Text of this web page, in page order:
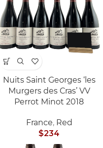
Nuits Saint Georges ‘les
Murgers des Cras’ VV
Perrot Minot 2018
France, Red
$234